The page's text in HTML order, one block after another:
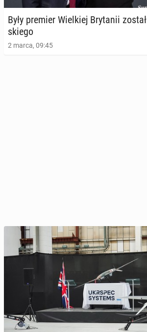
Były premier Wiel­kiej Bry­ta­nii
skie­go
2 marca, 09:45